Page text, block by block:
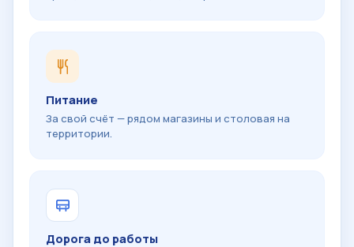
Питание
За свой счёт — рядом магазины и столовая на
территории.
Дорога до работы